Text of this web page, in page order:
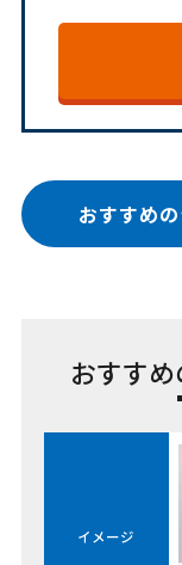
おすすめ
おすす
イメージ